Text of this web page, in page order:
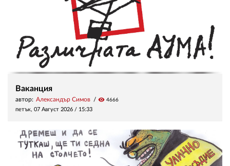
Ваканция
автор: Александър Симов visibility 4666
петък, 07 Август 2026 / 15:33